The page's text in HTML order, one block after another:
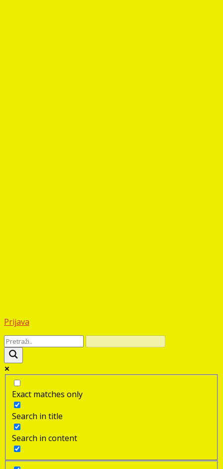
Prijava
Exact matches only
Search in title
Search in content